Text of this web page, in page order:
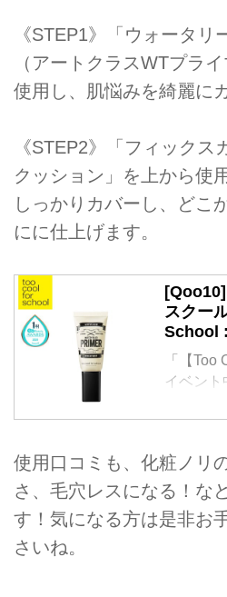
《STEP1》「ウォータリ
（アートクラスWTプラ
使用し、肌悩みを綺麗に
《STEP2》「フィックス
クッション」を上から使
しっかりカバーし、どこ
にに仕上げます。
スクー
School
「【
イベント
ータリ
ースメイ
ト通販サ
使用口コミも、化粧ノリ
さ、毛穴レスになる！な
す！気になる方は是非お
さいね。